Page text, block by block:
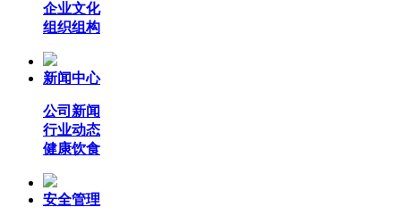
企业文化
组织组构
新闻中心
公司新闻
行业动态
健康饮食
安全管理